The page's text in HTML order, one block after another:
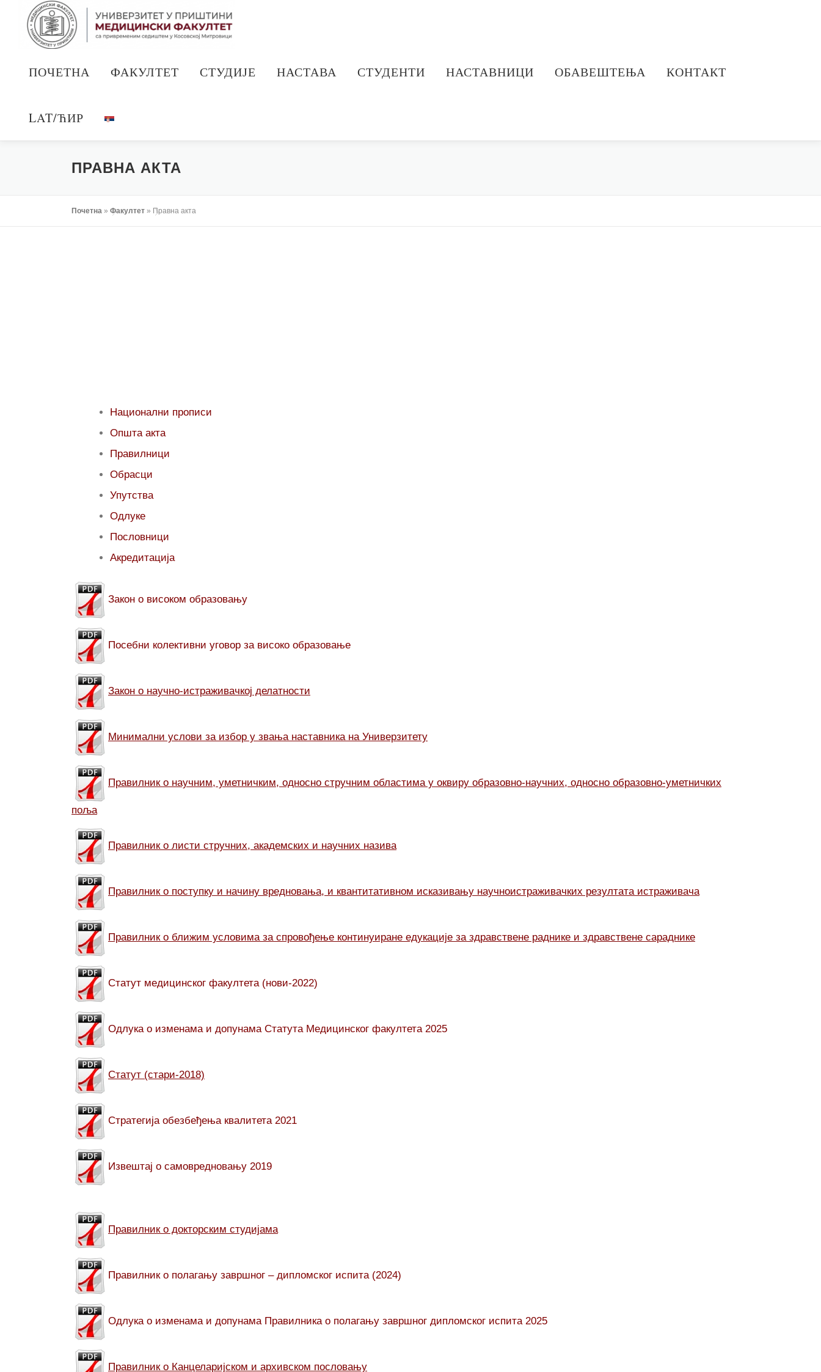
садржај
ПОЧЕТНА ФАКУЛТЕТ СТУДИЈЕ НАСТАВА СТУДЕНТИ НАСТАВНИЦИ ОБАВЕШТЕЊА КОНТАКТ
LAT/ЋИР
ПРАВНА АКТА
Почетна » Факултет » Правна акта
Национални прописи
Општа акта
Правилници
Обрасци
Упутства
Одлуке
Пословници
Акредитација
Закон о високом образовању
Посебни колективни уговор за високо образовање
Закон о научно-истраживачкој делатности
Минимални услови за избор у звања наставника на Универзитету
Правилник о научним, уметничким, односно стручним областима у оквиру образовно-научних, односно образовно-уметничких
поља
Правилник о листи стручних, академских и научних назива
Правилник о поступку и начину вредновања, и квантитативном исказивању научноистраживачких резултата истраживача
Правилник о ближим условима за спровођење континуиране едукације за здравствене раднике и здравствене сараднике
Статут медицинског факултета (нови-2022)
Одлука о изменама и допунама Статута Медицинског факултета 2025
Статут (стари-2018)
Стратегија обезбеђења квалитета 2021
Извештај о самовредновању 2019
Правилник о докторским студијама
Правилник о полагању завршног – дипломског испита (2024)
Одлука о изменама и допунама Правилника о полагању завршног дипломског испита 2025
Правилник о Канцеларијском и архивском пословању